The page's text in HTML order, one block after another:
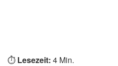
⏱️ Lesezeit: 4 Min.